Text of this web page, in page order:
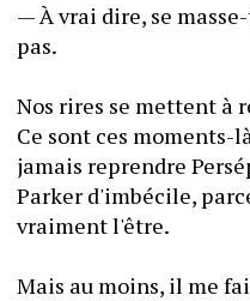
— À vrai dire, se
pas.
Nos rires se mettent à
Ce sont ces moments-
jamais reprendre
Parker d'imbécile,
vraiment l'être.
Mais au moins, il me